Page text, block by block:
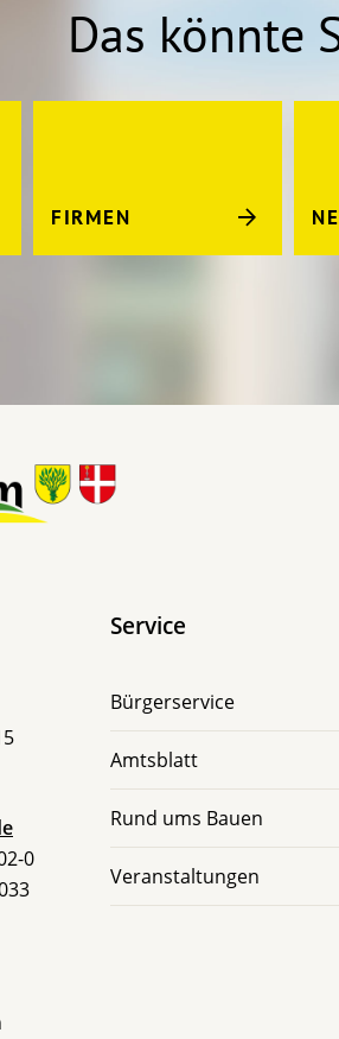
Das könnte
FIRMEN
0
Service
Bürgerservice
Amtsblatt
Rund ums Bauen
Veranstaltungen